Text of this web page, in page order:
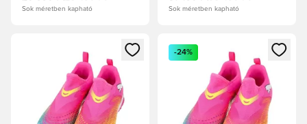
Gyerek
Sok méretben kapható Sok méretben kapható
Megnyit egy modált a bejelentkezéshez vagy a tagként
Megnyit egy modált a
-24%